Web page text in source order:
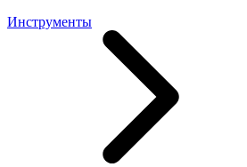
Инструменты